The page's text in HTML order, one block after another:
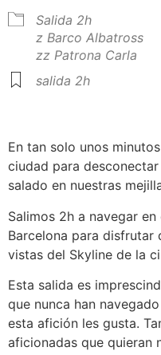
Salida 2h
z Barco Albatross
zz Patrona Carla
salida 2h
En tan solo unos
ciudad para
salado en nuestras
Salimos 2h a navegar
Barcelona para disfrutar
vistas del Skyline de la
Esta salida es
que nunca han
esta afición les gusta.
aficionadas que quieran